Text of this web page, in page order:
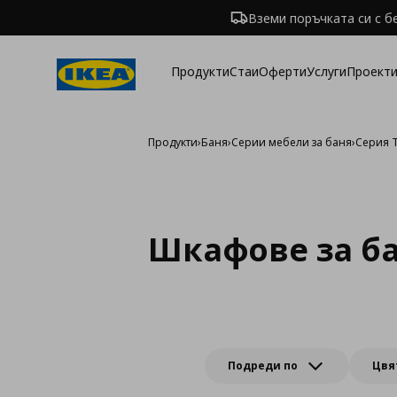
Вземи поръчката си с
ПродуктиСтаиОфертиУслуги
Продукти›Баня›Серии мебели за баня›Серия
Шкафове за
Подреди по